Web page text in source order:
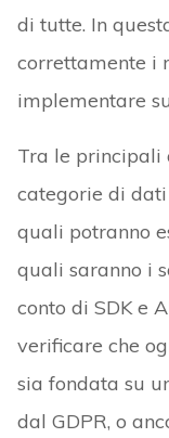
di tutte. In
correttamente i
implementare
Tra le principali
categorie di
quali potranno
quali saranno i
conto di SDK e
verificare che
sia fondata su
dal GDPR, o